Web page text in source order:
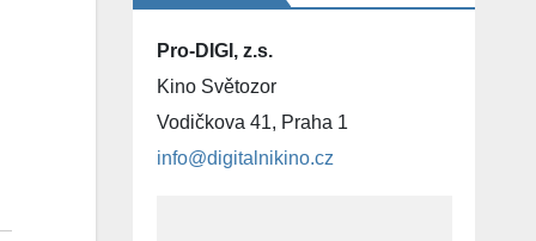
Pro-DIGI, z.s.
Kino Světozor
Vodičkova 41, Praha 1
info@digitalnikino.cz